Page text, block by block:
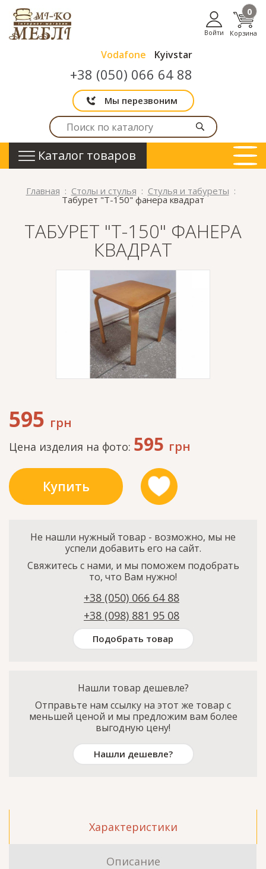
Vodafone Kyivstar
+38 (050) 066 64 88
Мы перезвоним
Войти Корзина
0
Каталог товаров
Главная Столы и стулья Стулья и табуреты
Табурет "Т-150" фанера квадрат
ТАБУРЕТ "Т-150" ФАНЕРА
КВАДРАТ
595 грн
Цена изделия на фото: 595 грн
Купить
Не нашли нужный товар - возможно, мы не
успели добавить его на сайт.
Свяжитесь с нами, и мы поможем подобрать
то, что Вам нужно!
+38 (050) 066 64 88
+38 (098) 881 95 08
Подобрать товар
Нашли товар дешевле?
Отправьте нам ссылку на этот же товар с
меньшей ценой и мы предложим вам более
выгодную цену!
Нашли дешевле?
Характеристики
Описание